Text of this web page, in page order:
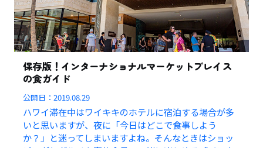
保存版！インターナショナルマーケットプレイス
の食ガイド
公開日：2019.08.29
ハワイ滞在中はワイキキのホテルに宿泊する場合が多
いと思いますが、夜に「今日はどこで食事しよう
か？」と迷ってしまいますよね。そんなときはショッ